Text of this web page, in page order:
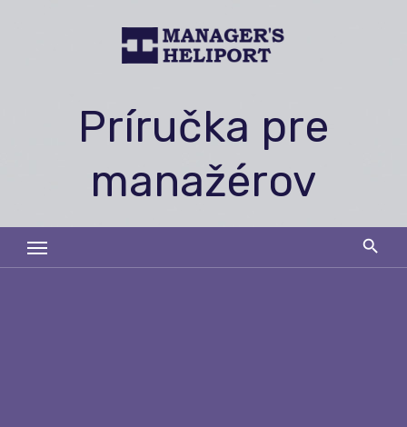
Príručka pre
manažérov